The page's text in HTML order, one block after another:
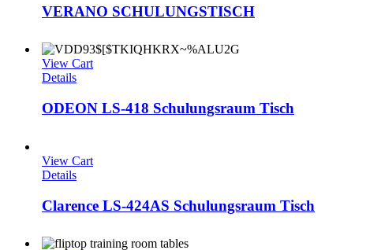
VERANO SCHULUNGSTISCH
View Cart
Details
ODEON LS-418 Schulungsraum Tisch
View Cart
Details
Clarence LS-424AS Schulungsraum Tisch